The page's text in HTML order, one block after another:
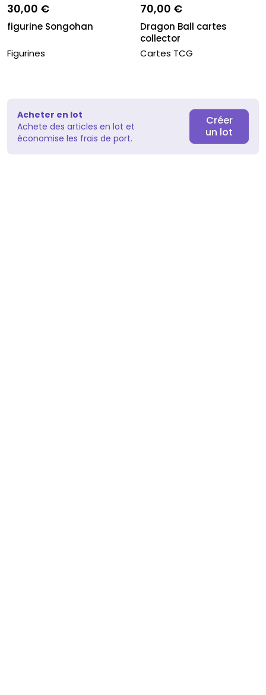
30,00 €
figurine Songohan
Figurines
70,00 €
Dragon Ball cartes
collector
Cartes TCG
Acheter en lot
Achete des articles en lot et
économise les frais de port.
Créer
un lot